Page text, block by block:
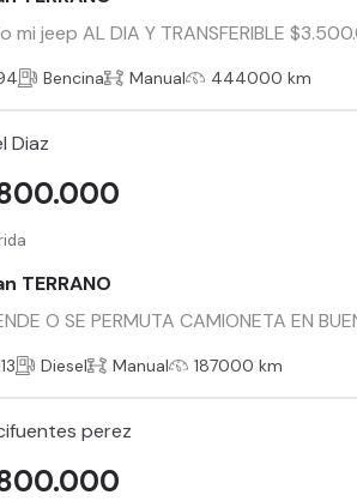
mi jeep AL DIA Y TRANSFERIBLE
Bencina Manual 444000 km
Diaz
TERRANO
O SE PERMUTA CAMIONETA EN
Diesel Manual 187000 km
perez